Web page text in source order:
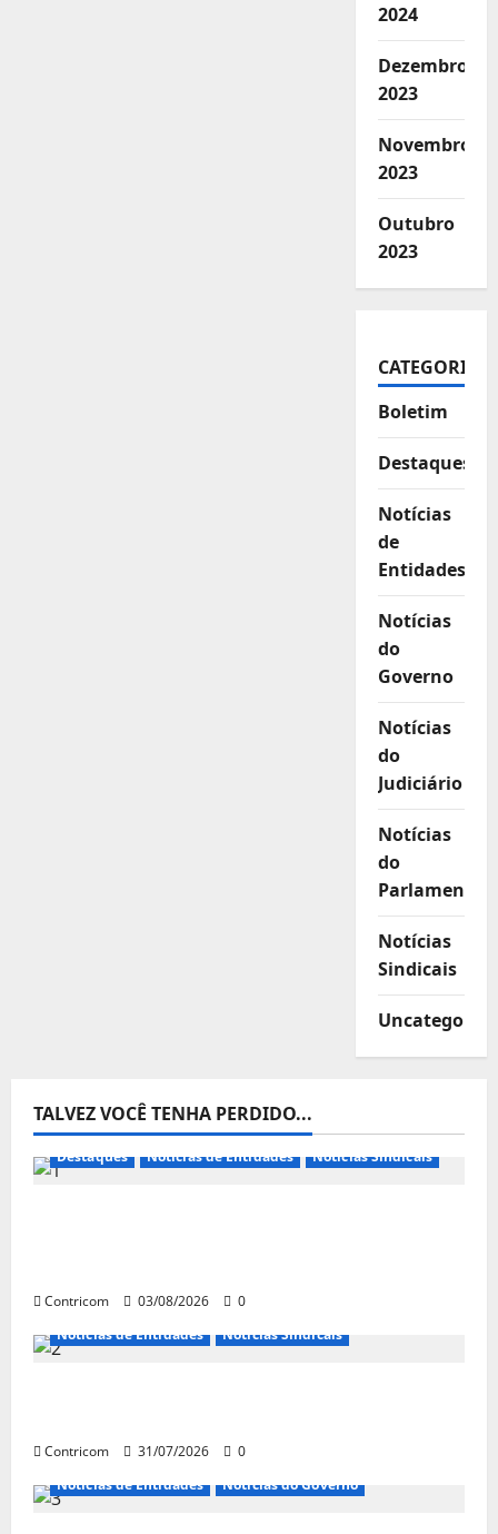
2024
Dezembro
2023
Novembro
2023
Outubro
2023
CATEGORIAS
Boletim
Destaques
Notícias
de
Entidades
Notícias
do
Governo
Notícias
do
Judiciário
Notícias
do
Parlamento
Notícias
Sindicais
TALVEZ VOCÊ TENHA PERDIDO...
Destaques Notícias de Entidades Notícias Sindicais
Contricom 03/08/2026
0
Notícias de Entidades
Notícias Sindicais
Contricom 31/07/2026
0
Notícias de Entidades
Notícias do Governo